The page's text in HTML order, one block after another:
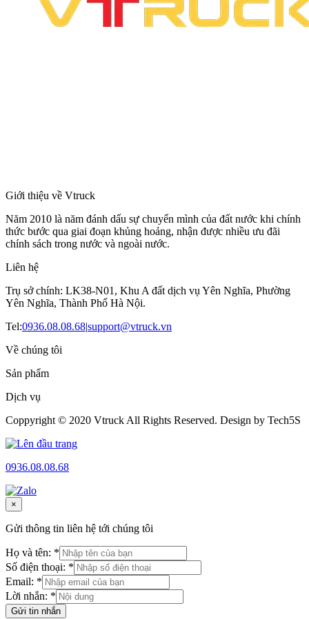
Giới thiệu về Vtruck
Năm 2010 là năm đánh dấu sự chuyển mình của đất nước khi chính
thức bước qua giai đoạn khủng hoảng, nhận được nhiều ưu đãi
chính sách trong nước và ngoài nước.
Liên hệ
Trụ sở chính: LK38-N01, Khu A đất dịch vụ Yên Nghĩa, Phường
Yên Nghĩa, Thành Phố Hà Nội.
Tel:0936.08.08.68|support@vtruck.vn
Về chúng tôi
Sản phẩm
Dịch vụ
Coppyright © 2020 Vtruck All Rights Reserved. Design by Tech5S
0936.08.08.68
×
Gửi thông tin liên hệ tới chúng tôi
Họ và tên: *
Số điện thoại: *
Email: *
Lời nhắn: *
Gửi tin nhắn